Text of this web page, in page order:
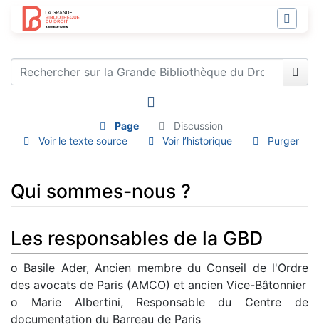
Page
Discussion
Voir le texte source
Voir l’historique Purger
Qui sommes-nous ?
Les responsables de la GBD
o Basile Ader, Ancien membre du Conseil de l'Ordre
des avocats de Paris (AMCO) et ancien Vice-Bâtonnier
o Marie Albertini, Responsable du Centre de
documentation du Barreau de Paris